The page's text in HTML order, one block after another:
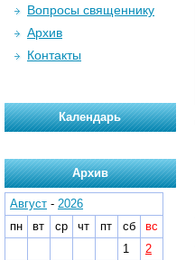
Вопросы священнику
Архив
Контакты
Календарь
Архив
Август - 2026
пн
вт ср чт пт сб
вс
1
2